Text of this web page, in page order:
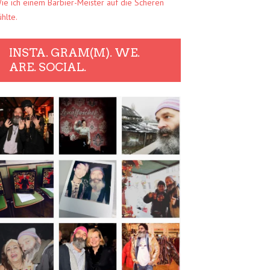
ich einem Barbier-Meister auf die Scheren
INSTA. GRAM(M). WE.
ARE. SOCIAL.